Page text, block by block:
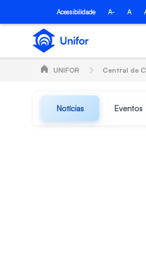
Pular para o Conteúdo principal
Acessibilidade A- A
UNIFOR Central de
Notícias Eventos